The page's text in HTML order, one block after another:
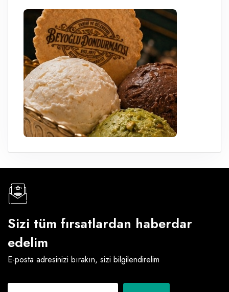
Sizi tüm fırsatlardan haberdar
edelim
E-posta adresinizi bırakın, sizi bilgilendirelim